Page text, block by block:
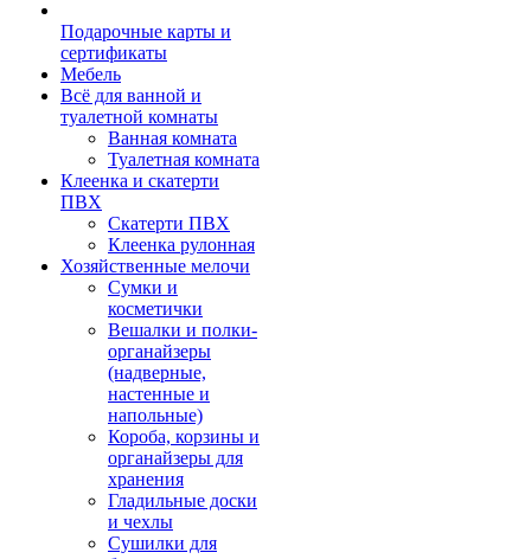
Подарочные карты и
сертификаты
Мебель
Всё для ванной и
туалетной комнаты
Ванная комната
Туалетная комната
Клеенка и скатерти
ПВХ
Скатерти ПВХ
Клеенка рулонная
Хозяйственные мелочи
Сумки и
косметички
Вешалки и полки-
органайзеры
(надверные,
настенные и
напольные)
Короба, корзины и
органайзеры для
хранения
Гладильные доски
и чехлы
Сушилки для